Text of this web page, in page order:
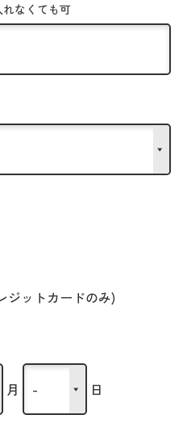
なくても可
ジットカードのみ)
月 日